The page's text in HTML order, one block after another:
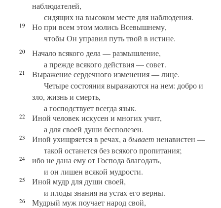
наблюдателей,
сидящих на высоком месте для наблюдения.
19
Но при всем этом молись Всевышнему,
чтобы Он управил путь твой в истине.
20
Начало всякого дела — размышление,
а прежде всякого действия — совет.
21
Выражение сердечного изменения — лице.
Четыре состояния выражаются на нем: добро и
зло, жизнь и смерть,
а господствует всегда язык.
22
Иной человек искусен и многих учит,
а для своей души бесполезен.
23 Иной ухищряется в речах, а бывает ненавистен —
такой останется без всякого пропитания;
24
ибо не дана ему от Господа благодать,
и он лишен всякой мудрости.
25
Иной мудр для души своей,
и плоды знания на устах его верны.
26
Мудрый муж поучает народ свой,